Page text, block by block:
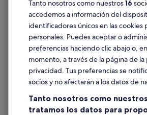
Sobradelo hoteles
Hoteles románticos en Vilagarcía de
Hoteles con bodega en Vilagarcía de
Hoteles cerca de Estación de tren de
Hoteles con casino en Vilagarcía de Arousa
Vilagarcía de Arousa hoteles
Hoteles de 5 estrellas en Vilagarcía de
Pautas sobre el contenido y cómo denunciar
Ayuda
Cancelar un vuelo
Cancelar una reserva de hotel o de un alquiler
Utilizar un cupón de Expedia
Tanto nosotros como nuestros16
accedemos a información del
identificadores únicos en las cookies
personales. Puedes aceptar o
preferencias haciendo clic abajo o,
momento, a través de la página de
privacidad. Tus preferencias se
socios y no afectarán a los datos de
Tanto nosotros como
tratamos los datos para